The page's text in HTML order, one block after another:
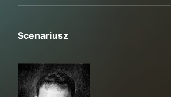
Scenariusz